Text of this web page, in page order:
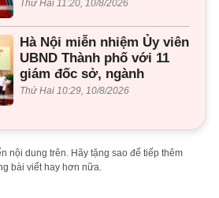
Thứ Hai 11:20, 10/8/2026
Hà Nội miễn nhiệm Ủy viên
UBND Thành phố với 11
giám đốc sở, ngành
Thứ Hai 10:29, 10/8/2026
nội dung trên. Hãy tặng sao để tiếp thêm
bài viết hay hơn nữa.